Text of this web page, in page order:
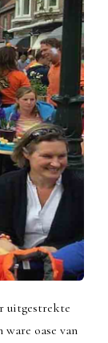
uitgestrekte
oase van